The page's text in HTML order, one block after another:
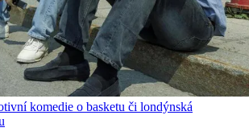
komedie o basketu či londýnská